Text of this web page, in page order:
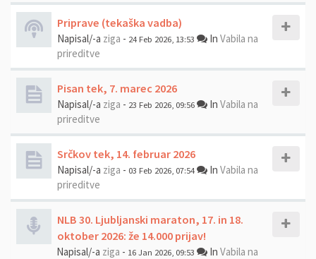
Priprave (tekaška vadba)
Napisal/-a ziga - 24 Feb 2026, 13:53 In Vabila na
prireditve
Pisan tek, 7. marec 2026
Napisal/-a ziga - 23 Feb 2026, 09:56 In Vabila na
prireditve
Srčkov tek, 14. februar 2026
Napisal/-a ziga - 03 Feb 2026, 07:54 In Vabila na
prireditve
NLB 30. Ljubljanski maraton, 17. in 18.
oktober 2026: že 14.000 prijav!
Napisal/-a ziga - 16 Jan 2026, 09:53 In Vabila na